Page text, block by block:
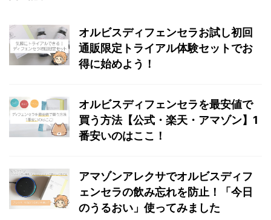
オルビスディフェンセラお試し初回
通販限定トライアル体験セットでお
得に始めよう！
オルビスディフェンセラを最安値で
買う方法【公式・楽天・アマゾン】1
番安いのはここ！
アマゾンアレクサでオルビスディフ
ェンセラの飲み忘れを防止！「今日
のうるおい」使ってみました